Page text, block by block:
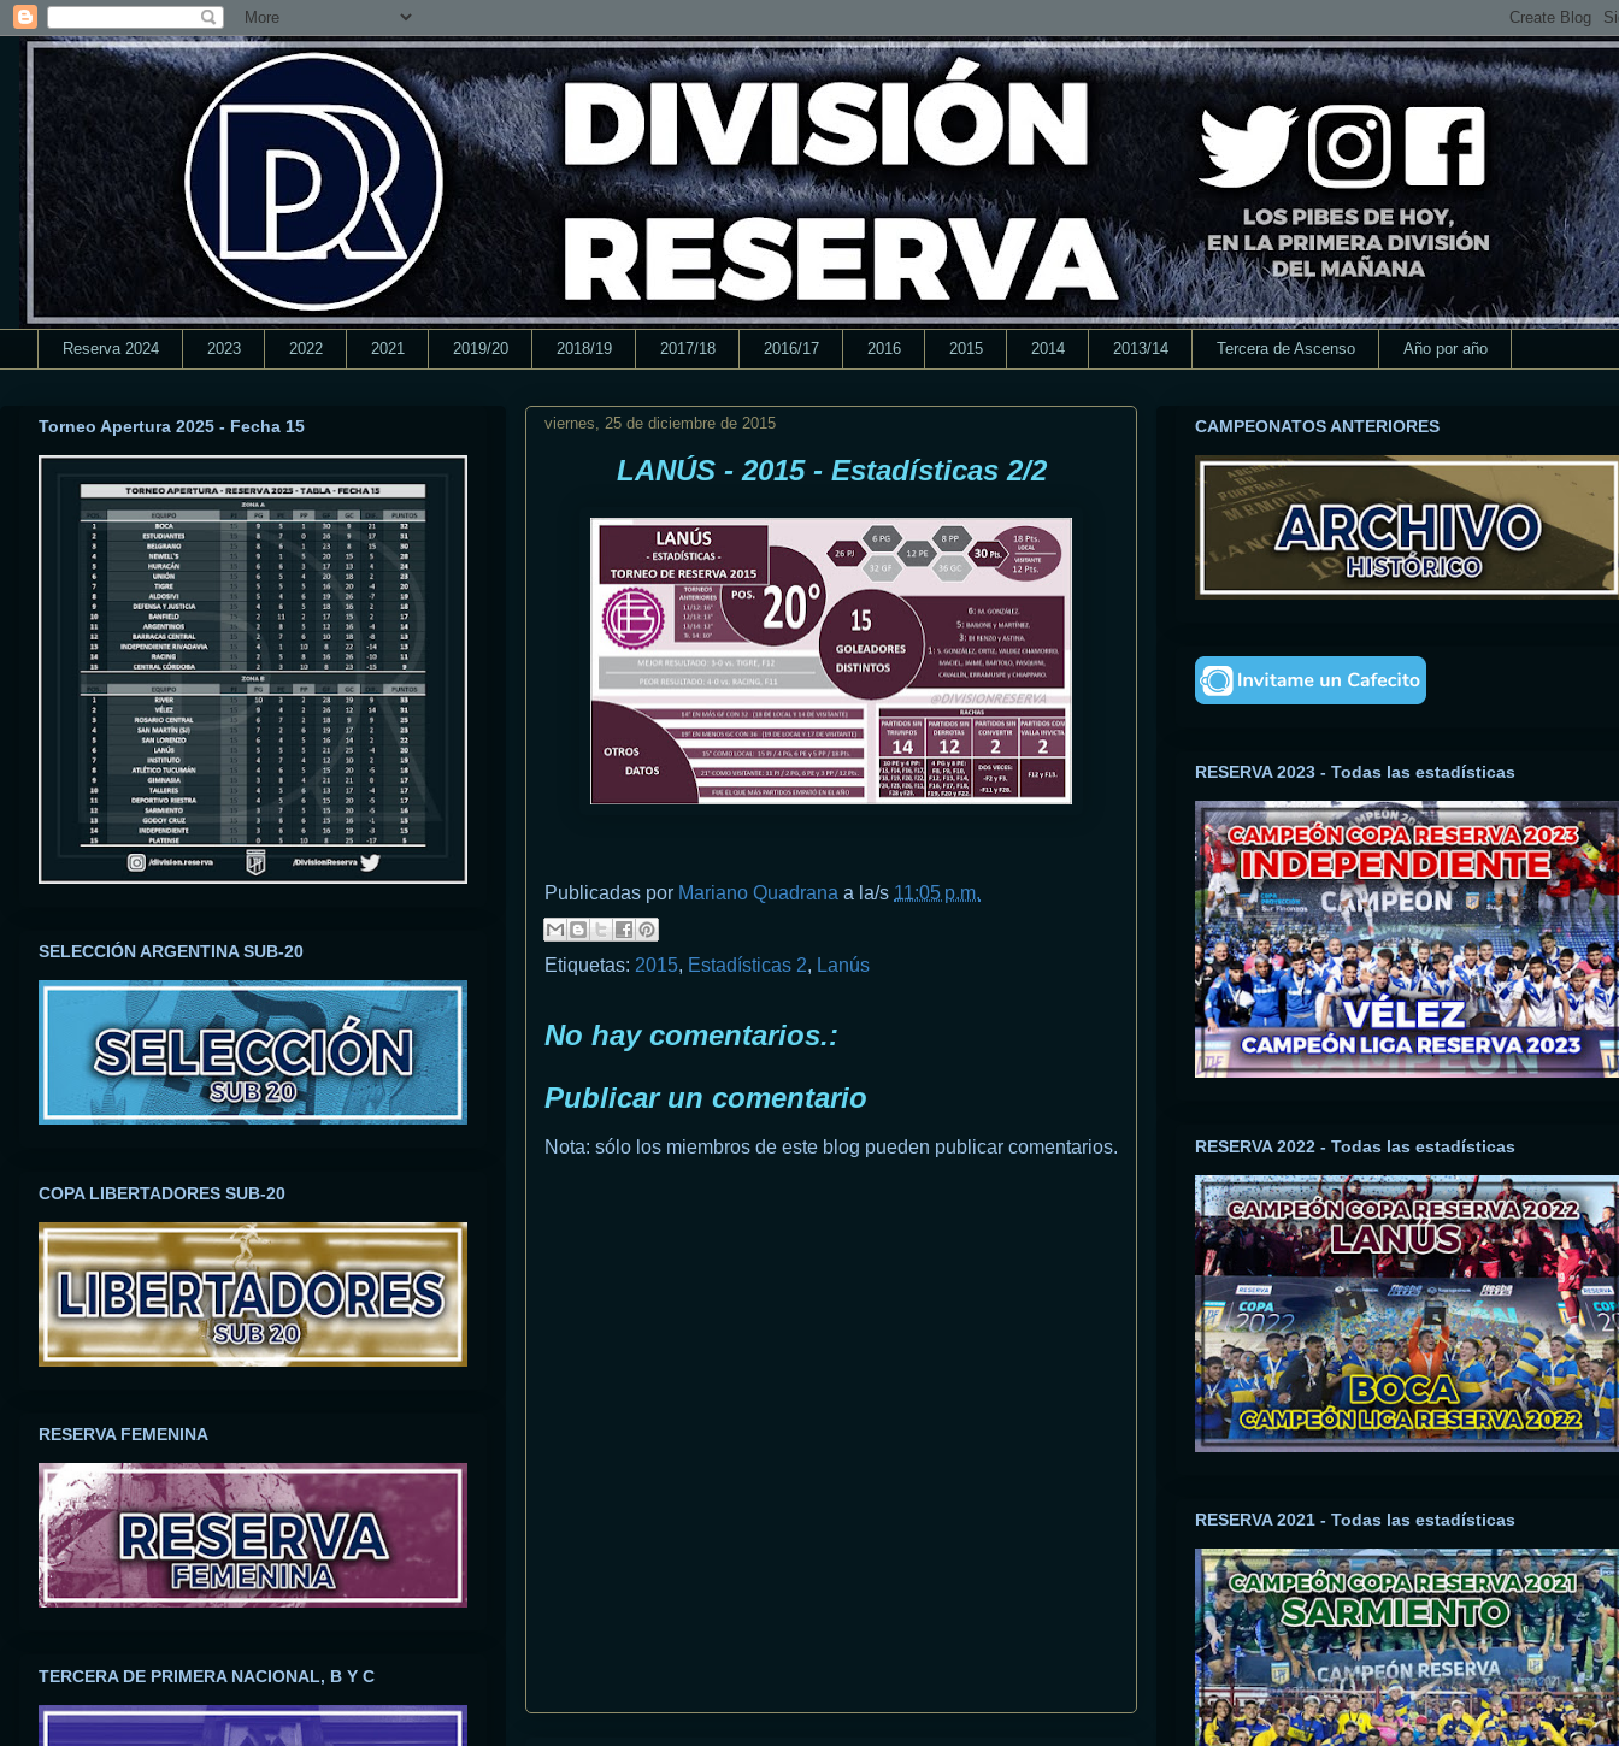
Reserva 2024 2023 2022 2021 2019/20 2018/19 2017/18 2016/17 2016 2015 2014 2013/14 Tercera de Ascenso Año por año
viernes, 25 de diciembre de 2015
LANÚS - 2015 - Estadísticas 2/2
Publicadas por Mariano Quadrana a la/s 11:05 p.m.
Etiquetas: 2015, Estadísticas 2, Lanús
No hay comentarios.:
Publicar un comentario
Nota: sólo los miembros de este blog pueden publicar comentarios.
Torneo Apertura 2025 - Fecha 15
SELECCIÓN ARGENTINA SUB-20
COPA LIBERTADORES SUB-20
RESERVA FEMENINA
TERCERA DE PRIMERA NACIONAL, B Y C
CAMPEONATOS ANTERIORES
RESERVA 2023 - Todas las estadísticas
RESERVA 2022 - Todas las estadísticas
RESERVA 2021 - Todas las estadísticas